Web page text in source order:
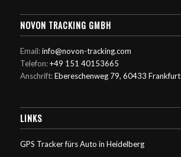
NOVON TRACKING GMBH
Email:info@novon-tracking.com
Telefon:+49 151 40153665
Anschrift:Ebereschenweg 79, 60433 Frankfurt
LINKS
GPS Tracker fürs Auto in Heidelberg